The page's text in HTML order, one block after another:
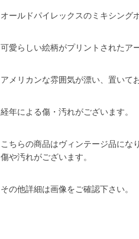
オールドパイレックスのミキシング
可愛らしい絵柄がプリントされたア
アメリカンな雰囲気が漂い、置いて
経年による傷・汚れがございます。
こちらの商品はヴィンテージ品にな
傷や汚れがございます。
その他詳細は画像をご確認下さい。